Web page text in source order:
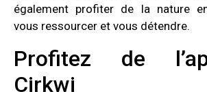
également profiter de la nature
vous ressourcer et vous détendre.
Profitez de
Cirkwi